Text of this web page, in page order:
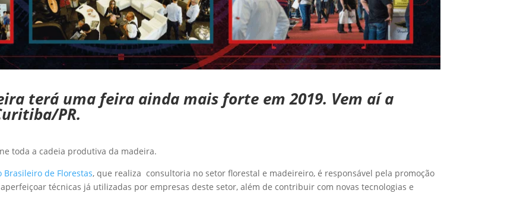
terá uma feira ainda mais forte em 2019. Vem aí a
PR.
toda a cadeia produtiva da madeira.
Brasileiro de Florestas, que realiza consultoria no setor florestal e madeireiro, é responsável pela promoção
técnicas já utilizadas por empresas deste setor, além de contribuir com novas tecnologias e